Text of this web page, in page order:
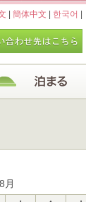
簡体中文 한국어
月